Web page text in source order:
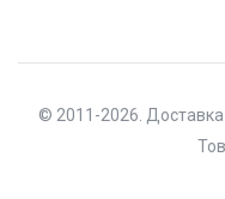
© 2011-2026.